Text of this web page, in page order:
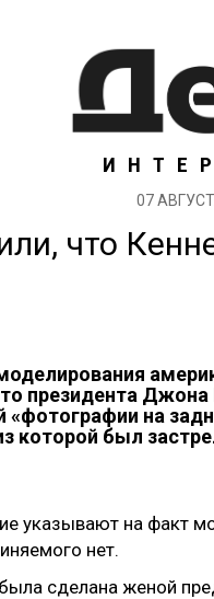
07
что
президента
на
которой был
указывают на факт
нет.
сделана женой